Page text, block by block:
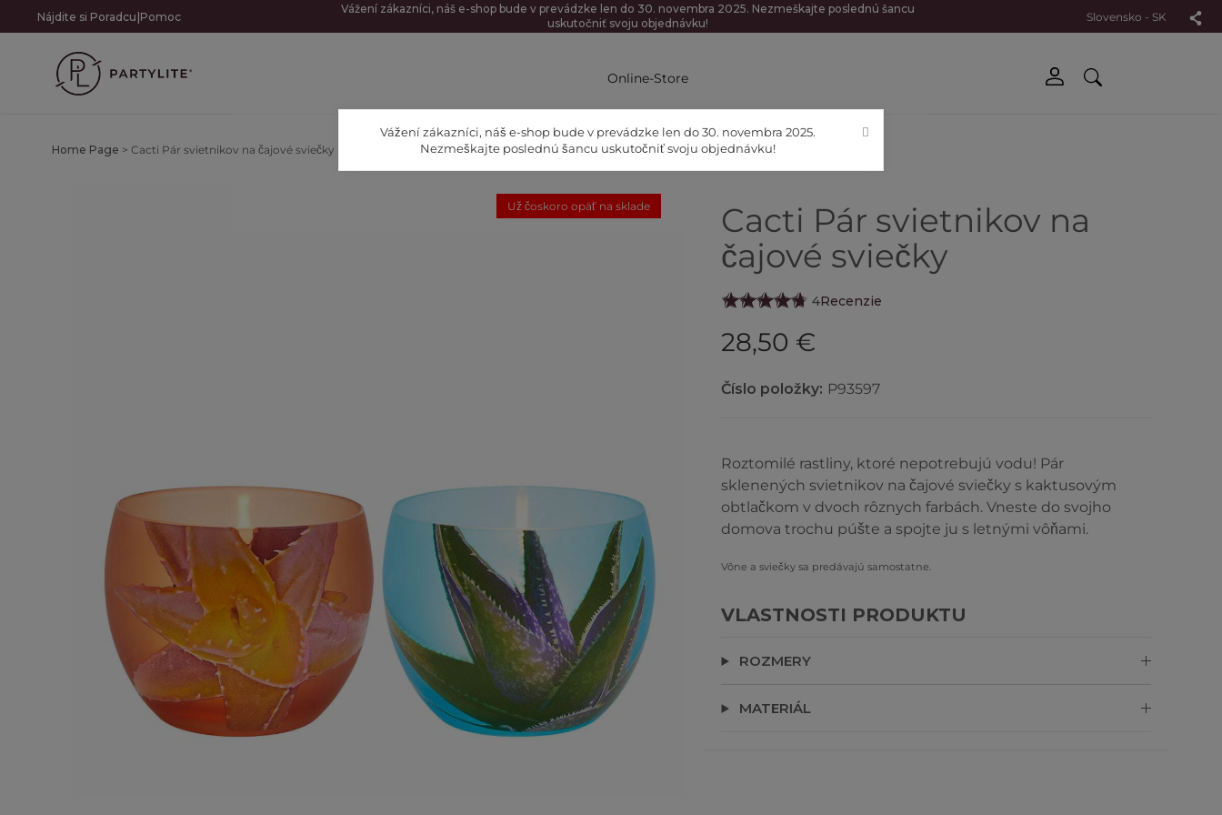
Nájdite si Poradcu |Pomoc
Vážení zákazníci, náš e-shop bude v prevádzke len do 30. novembra 2025. Nezmeškajte poslednú šancu
uskutočniť svoju objednávku!
Slovensko - SK
Online-Store
Home Page > Cacti Pár svietnikov na čajové sviečky
Už čoskoro opäť na sklade
Cacti Pár svietnikov na
čajové sviečky
4Recenzie
28,50 €
Číslo položky: P93597
Roztomilé rastliny, ktoré nepotrebujú vodu! Pár
sklenených svietnikov na čajové sviečky s kaktusovým
obtlačkom v dvoch rôznych farbách. Vneste do svojho
domova trochu púšte a spojte ju s letnými vôňami.
Vône a sviečky sa predávajú samostatne.
VLASTNOSTI PRODUKTU
ROZMERY
MATERIÁL
Vážení zákazníci, náš e-shop bude v prevádzke len do 30. novembra 2025.
Nezmeškajte poslednú šancu uskutočniť svoju objednávku!